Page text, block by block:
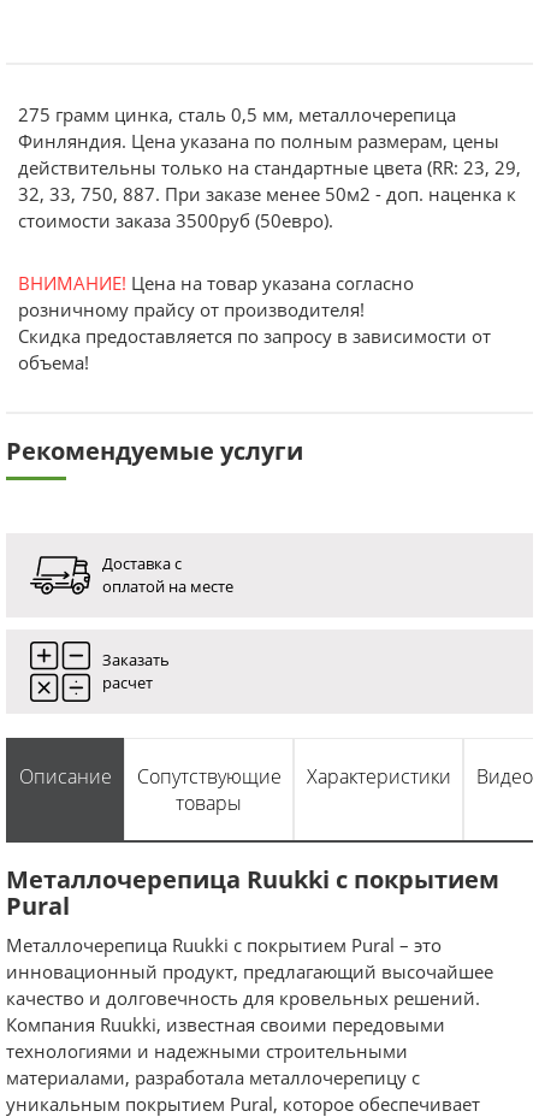
275 грамм цинка, сталь 0,5 мм, металлочерепица
Финляндия. Цена указана по полным размерам, цены
действительны только на стандартные цвета (RR: 23, 29,
32, 33, 750, 887. При заказе менее 50м2 - доп. наценка к
стоимости заказа 3500руб (50евро).
ВНИМАНИЕ! Цена на товар указана согласно
розничному прайсу от производителя!
Скидка предоставляется по запросу в зависимости от
объема!
Рекомендуемые услуги
Доставка с
оплатой на месте
Заказать
расчет
Описание
Сопутствующие
товары
Характеристики Видео
Металлочерепица Ruukki с покрытием
Pural
Металлочерепица Ruukki с покрытием Pural – это
инновационный продукт, предлагающий высочайшее
качество и долговечность для кровельных решений.
Компания Ruukki, известная своими передовыми
технологиями и надежными строительными
материалами, разработала металлочерепицу с
уникальным покрытием Pural, которое обеспечивает